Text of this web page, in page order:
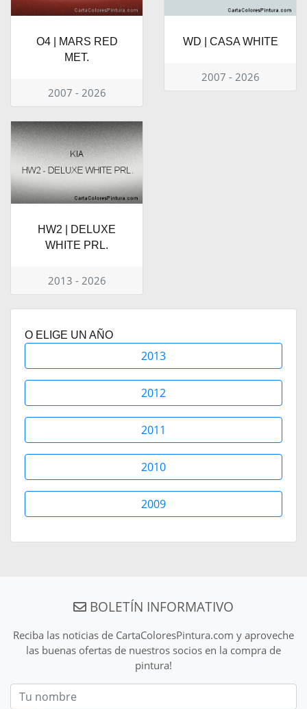
O4 | MARS RED
MET.
2007 - 2026
WD | CASA WHITE
2007 - 2026
HW2 | DELUXE
WHITE PRL.
2013 - 2026
O ELIGE UN AÑO
2013
2012
2011
2010
2009
BOLETÍN INFORMATIVO
Reciba las noticias de CartaColoresPintura.com y aproveche
las buenas ofertas de nuestros socios en la compra de
pintura!
Nom